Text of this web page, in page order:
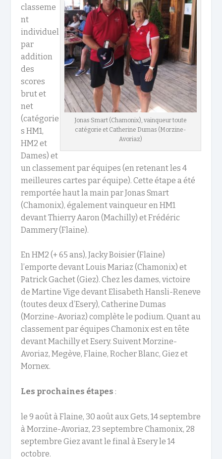
Jonas Smart (Chamonix), vainqueur toute
catégorie et Catherine Dumas (Morzine-
Avoriaz)
classeme
nt
individuel
par
addition
des
scores
brut et
net
(catégorie
s HM1,
HM2 et
Dames) et
un classement par équipes (en retenant les 4
meilleures cartes par équipe). Cette étape a été
remportée haut la main par Jonas Smart
(Chamonix), également vainqueur en HM1
devant Thierry Aaron (Machilly) et Frédéric
Dammery (Flaine).
En HM2 (+ 65 ans), Jacky Boisier (Flaine)
l’emporte devant Louis Mariaz (Chamonix) et
Patrick Gachet (Giez). Chez les dames, victoire
de Martine Vige devant Elisabeth Hansli-Reneve
(toutes deux d’Esery), Catherine Dumas
(Morzine-Avoriaz) complète le podium. Quant au
classement par équipes Chamonix est en tête
devant Machilly et Esery. Suivent Morzine-
Avoriaz, Megève, Flaine, Rocher Blanc, Giez et
Mornex.
Les prochaines étapes :
le 9 août à Flaine, 30 août aux Gets, 14 septembre
à Morzine-Avoriaz, 23 septembre Chamonix, 28
septembre Giez avant le final à Esery le 14
octobre.